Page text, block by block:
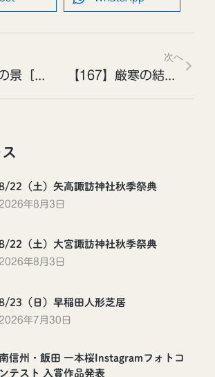
次へ
22（土）矢高諏訪神社秋季祭典
2026年8月3日
22（土）大宮諏訪神社秋季祭典
年8月3日
23（日）早稲田人形芝居
年7月30日
信州・飯田 一本桜Instagramフォトコ
ンテスト 入賞作品発表